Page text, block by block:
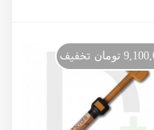
تومان تخفیف